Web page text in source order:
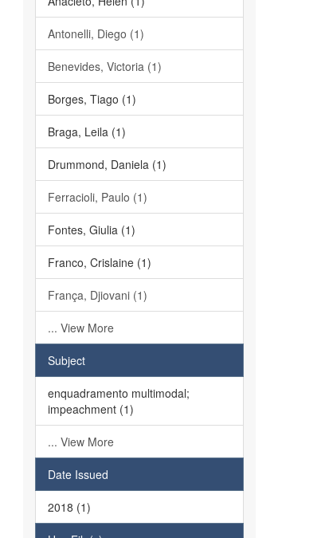
Antonelli, Diego (1)
Benevides, Victoria (1)
Borges, Tiago (1)
Braga, Leila (1)
Drummond, Daniela (1)
Ferracioli, Paulo (1)
Fontes, Giulia (1)
Franco, Crislaine (1)
França, Djiovani (1)
... View More
Subject
enquadramento multimodal;
impeachment (1)
... View More
Date Issued
2018 (1)